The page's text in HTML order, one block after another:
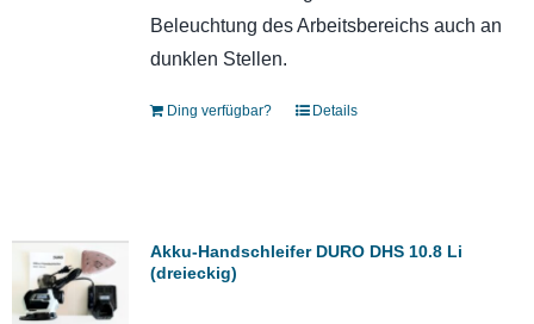
Beleuchtung des Arbeitsbereichs auch an
dunklen Stellen.
Ding verfügbar? Details
Akku-Handschleifer DURO DHS 10.8 Li
(dreieckig)